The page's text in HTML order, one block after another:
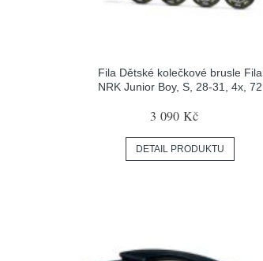
Fila Dětské kolečkové brusle Fila
NRK Junior Boy, S, 28-31, 4x, 72
3 090 Kč
DETAIL PRODUKTU